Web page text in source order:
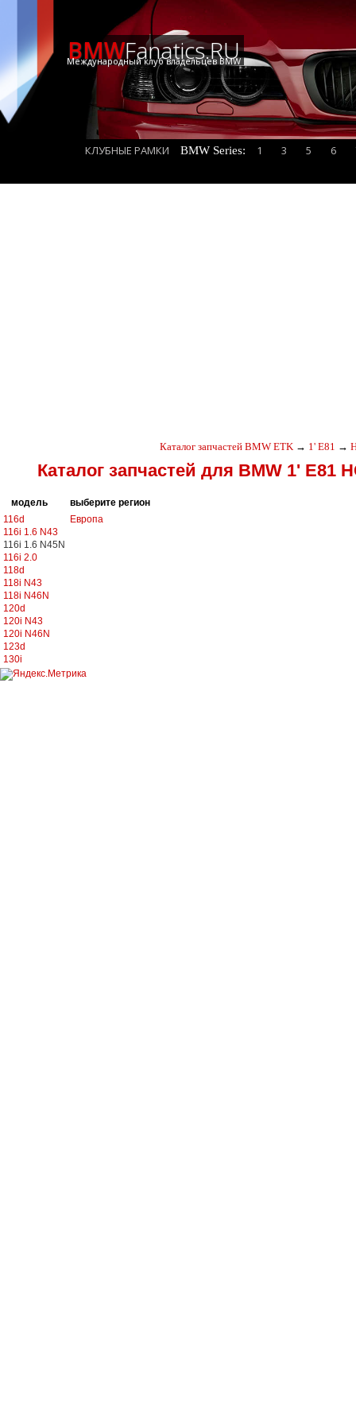
BMWFanatics.RU
Международный клуб владельцев BMW
КЛУБНЫЕ РАМКИ BMW Series: 1 3 5 6
Каталог запчастей BMW ETK → 1' E81 →
Каталог запчастей для BMW 1' E81
модель
116d
116i 1.6 N43
116i 1.6 N45N
116i 2.0
118d
118i N43
118i N46N
120d
120i N43
120i N46N
123d
130i
выберите регион
Европа